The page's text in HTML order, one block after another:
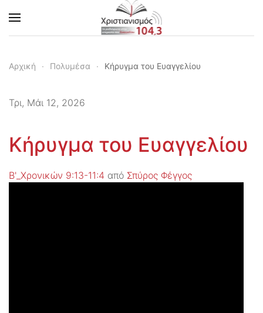
Skip to main content
Αρχική Πολυμέσα Κήρυγμα του Ευαγγελίου
Τρι, Μάι 12, 2026
Κήρυγμα του Ευαγγελίου
Β'_Χρονικών 9:13-11:4 από Σπύρος Φέγγος